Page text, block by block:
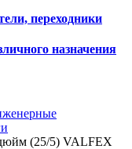
переходники
назначения
(25/5) VALFEX